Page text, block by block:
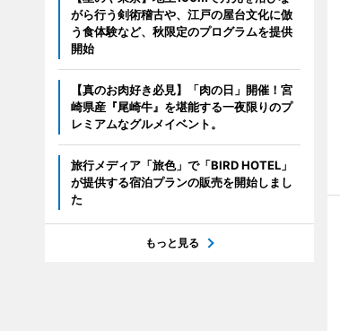
がら行う剣術稽古や、江戸の屋台文化に倣
う食体験など、秋限定のプログラムを提供
開始
【真のお肉好き必見】「肉の日」開催！宮
崎県産『尾崎牛』を堪能する一夜限りのプ
レミアムなグルメイベント。
旅行メディア「旅色」で「BIRD HOTEL」
が提供する宿泊プランの販売を開始しまし
た
もっと見る